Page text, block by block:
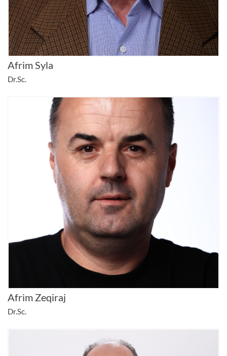
Afrim Syla
Dr.Sc.
Afrim Zeqiraj
Dr.Sc.